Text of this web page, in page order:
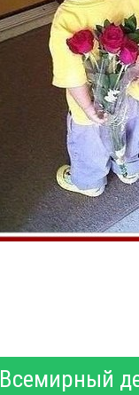
Всемирный